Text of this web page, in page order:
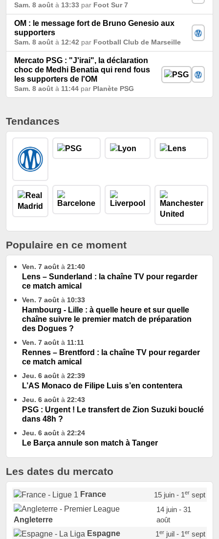
Sam. 8 août à 13:33 par Foot Sur 7
OM : le message fort de Bruno Genesio aux
supporters
Sam. 8 août à 12:42 par Football Club de Marseille
Mercato PSG : "J'irai", la déclaration
choc de Medhi Benatia qui rend fous
les supporters de l'OM
Sam. 8 août à 11:44 par Planète PSG
Tendances
Populaire en ce moment
Ven. 7 août à 21:40
Lens – Sunderland : la chaîne TV pour regarder
ce match amical
Ven. 7 août à 10:33
Hambourg - Lille : à quelle heure et sur quelle
chaîne suivre le premier match de préparation
des Dogues ?
Ven. 7 août à 11:11
Rennes – Brentford : la chaîne TV pour regarder
ce match amical
Jeu. 6 août à 22:39
L’AS Monaco de Filipe Luis s’en contentera
Jeu. 6 août à 22:43
PSG : Urgent ! Le transfert de Zion Suzuki bouclé
dans 48h ?
Jeu. 6 août à 22:24
Le Barça annule son match à Tanger
Les dates du mercato
France 15 juin - 1ersept
Angleterre
14 juin - 31
août
Espagne
1erjuil - 1ersept